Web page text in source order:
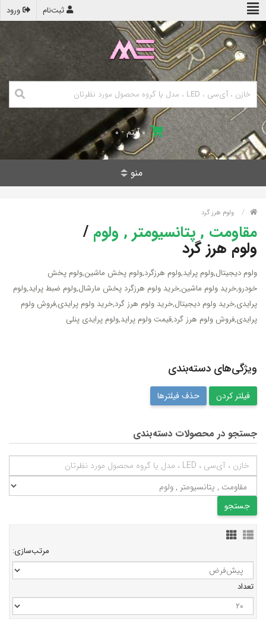
ورود ثبت‌نام
۰ آیتم - ۰
منو
ولوم هرز گرد
مقاومت , پتانسیومتر , ولوم /
ولوم هرز گرد
ولوم دیجیتال,ولوم پراید,ولوم هرزگرد,ولوم پخش ماشین,ولوم پخش
خودرو,خرید ولوم ماشین,خرید ولوم هرزگرد پخش مارشال,ولوم ضبط پراید,ولوم
پرایدی,خرید ولوم دیجیتال,خرید ولوم هرز گرد,خرید ولوم پرایدی,فروش ولوم
پرایدی,فروش ولوم هرز گرد,قیمت ولوم پراید,ولوم پرایدی پنلی
ویژگی‌های دسته‌بندی
حذف فیلترها
جستجو در محصولات دسته‌بندی
مرتب‌سازی:
تعداد